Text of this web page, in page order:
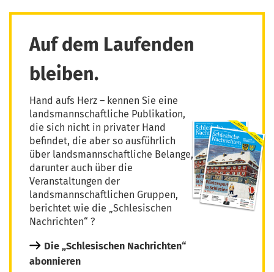
Auf dem Laufenden
bleiben.
Hand aufs Herz – kennen Sie eine
landsmannschaftliche Publikation,
die sich nicht in privater Hand
befindet, die aber so ausführlich
über landsmannschaftliche Belange,
darunter auch über die
Veranstaltungen der
landsmannschaftlichen Gruppen,
berichtet wie die „Schlesischen
Nachrichten“ ?
Die „Schlesischen Nachrichten“
abonnieren